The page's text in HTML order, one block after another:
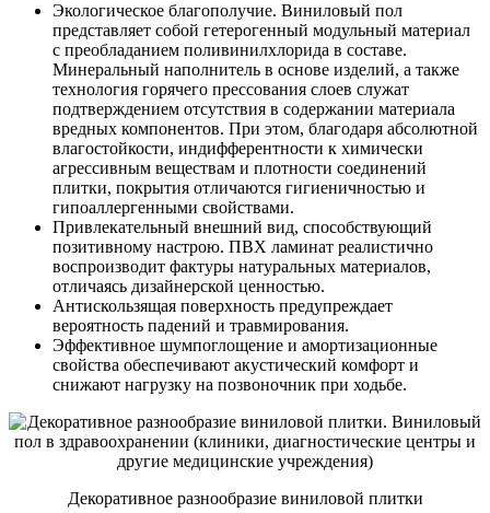
Экологическое благополучие. Виниловый пол
представляет собой гетерогенный модульный материал
с преобладанием поливинилхлорида в составе.
Минеральный наполнитель в основе изделий, а также
технология горячего прессования слоев служат
подтверждением отсутствия в содержании материала
вредных компонентов. При этом, благодаря абсолютной
влагостойкости, индифферентности к химически
агрессивным веществам и плотности соединений
плитки, покрытия отличаются гигиеничностью и
гипоаллергенными свойствами.
Привлекательный внешний вид, способствующий
позитивному настрою. ПВХ ламинат реалистично
воспроизводит фактуры натуральных материалов,
отличаясь дизайнерской ценностью.
Антискользящая поверхность предупреждает
вероятность падений и травмирования.
Эффективное шумпоглощение и амортизационные
свойства обеспечивают акустический комфорт и
снижают нагрузку на позвоночник при ходьбе.
Декоративное разнообразие виниловой плитки